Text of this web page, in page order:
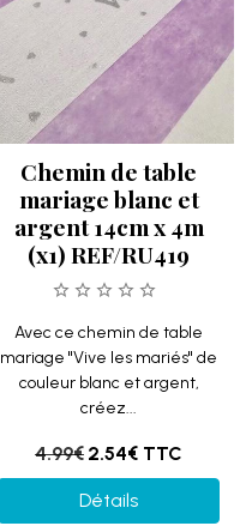
Chemin de table
mariage blanc et
argent 14cm x 4m
(x1) REF/RU419
Avec ce chemin de table
mariage "Vive les mariés" de
couleur blanc et argent,
créez...
4.99€ 2.54€ TTC
Détails